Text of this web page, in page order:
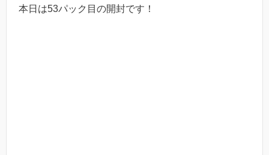
本日は53パック目の開封です！